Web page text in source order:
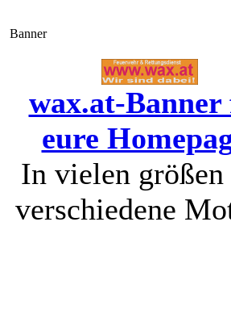
Banner
wax.at-
eure
In vielen größen
verschiedene